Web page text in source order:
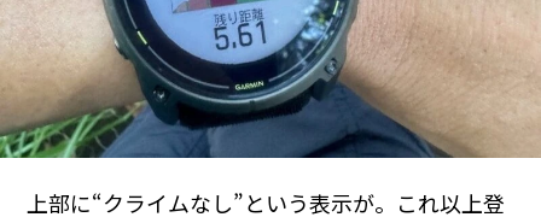
上部に“クライムなし”という表示が。これ以上登